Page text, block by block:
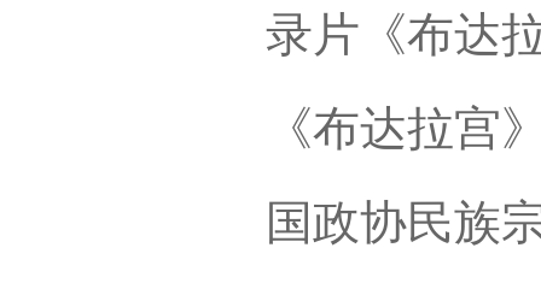
录片《布达
《布达拉宫
国政协民族